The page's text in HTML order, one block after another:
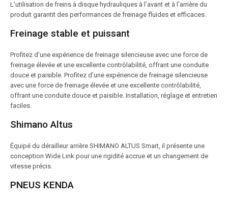
L’utilisation de freins à disque hydrauliques à l’avant et à l’arrière du
produit garantit des performances de freinage fluides et efficaces.
Freinage stable et puissant
Profitez d’une expérience de freinage silencieuse avec une force de
freinage élevée et une excellente contrôlabilité, offrant une conduite
douce et paisible. Profitez d’une expérience de freinage silencieuse
avec une force de freinage élevée et une excellente contrôlabilité,
offrant une conduite douce et paisible. Installation, réglage et entretien
faciles.
Shimano Altus
Équipé du dérailleur arrière SHIMANO ALTUS Smart, il présente une
conception Wide Link pour une rigidité accrue et un changement de
vitesse précis.
PNEUS KENDA